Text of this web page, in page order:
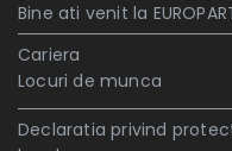
Bine ati venit la
Cariera
Locuri de munca
Declaratia privind